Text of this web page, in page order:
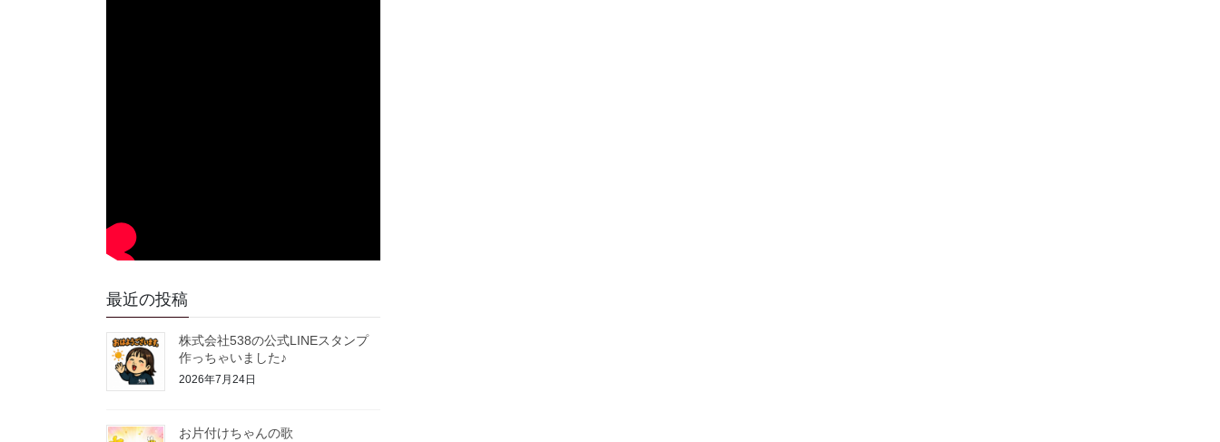
最近の投稿
株式会社538の公式LINEスタンプ
作っちゃいました♪
2026年7月24日
お片付けちゃんの歌